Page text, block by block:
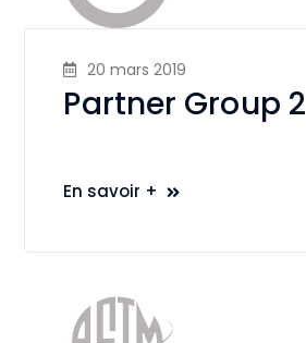
20 mars 2019
Partner Group 2
En savoir +